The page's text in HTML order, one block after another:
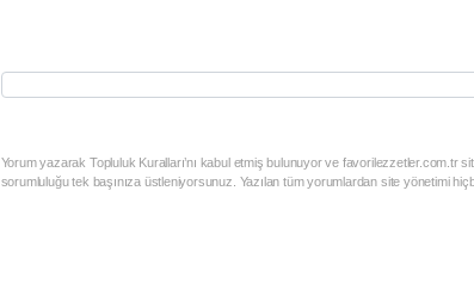
Yorum yazarak Topluluk Kuralları’nı kabul etmiş bulunuyor ve favorilezzetler.com.tr
sorumluluğu tek başınıza üstleniyorsunuz. Yazılan tüm yorumlardan site yönetimi